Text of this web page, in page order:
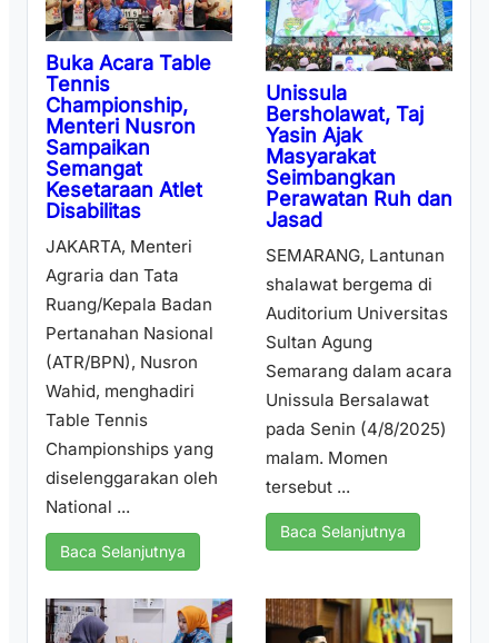
Buka Acara Table
Tennis
Championship,
Menteri Nusron
Sampaikan
Semangat
Kesetaraan Atlet
Disabilitas
JAKARTA, Menteri
Agraria dan Tata
Ruang/Kepala Badan
Pertanahan Nasional
(ATR/BPN), Nusron
Wahid, menghadiri
Table Tennis
Championships yang
diselenggarakan oleh
National ...
Baca Selanjutnya
Unissula
Bersholawat, Taj
Yasin Ajak
Masyarakat
Seimbangkan
Perawatan Ruh dan
Jasad
SEMARANG, Lantunan
shalawat bergema di
Auditorium Universitas
Sultan Agung
Semarang dalam acara
Unissula Bersalawat
pada Senin (4/8/2025)
malam. Momen
tersebut ...
Baca Selanjutnya